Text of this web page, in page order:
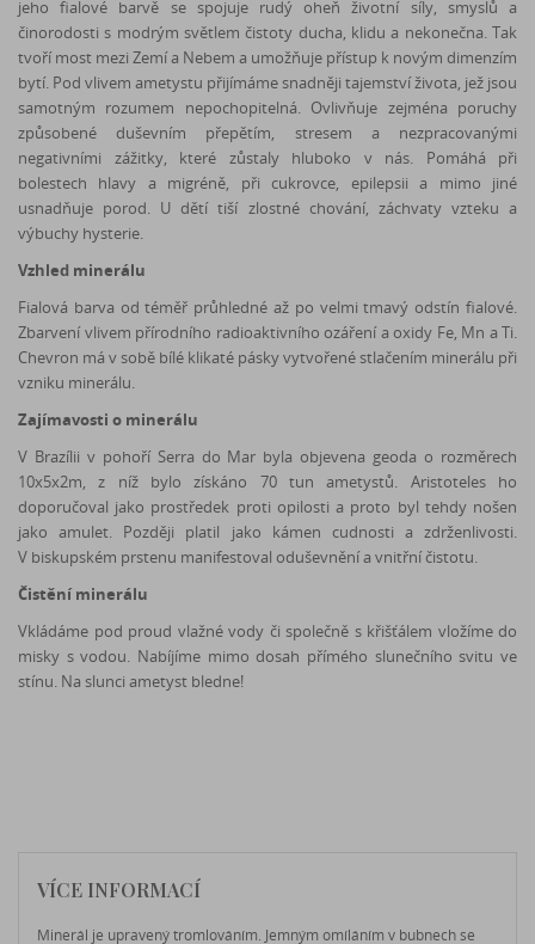
jeho fialové barvě se spojuje rudý oheň životní síly, smyslů a
činorodosti s modrým světlem čistoty ducha, klidu a nekonečna. Tak
tvoří most mezi Zemí a Nebem a umožňuje přístup k novým dimenzím
bytí. Pod vlivem ametystu přijímáme snadněji tajemství života, jež jsou
samotným rozumem nepochopitelná. Ovlivňuje zejména poruchy
způsobené duševním přepětím, stresem a nezpracovanými
negativními zážitky, které zůstaly hluboko v nás. Pomáhá při
bolestech hlavy a migréně, při cukrovce, epilepsii a mimo jiné
usnadňuje porod. U dětí tiší zlostné chování, záchvaty vzteku a
výbuchy hysterie.
Vzhled minerálu
Fialová barva od téměř průhledné až po velmi tmavý odstín fialové.
Zbarvení vlivem přírodního radioaktivního ozáření a oxidy Fe, Mn a Ti.
Chevron má v sobě bílé klikaté pásky vytvořené stlačením minerálu při
vzniku minerálu.
Zajímavosti o minerálu
V Brazílii v pohoří Serra do Mar byla objevena geoda o rozměrech
10x5x2m, z níž bylo získáno 70 tun ametystů. Aristoteles ho
doporučoval jako prostředek proti opilosti a proto byl tehdy nošen
jako amulet. Později platil jako kámen cudnosti a zdrženlivosti.
V biskupském prstenu manifestoval oduševnění a vnitřní čistotu.
Čistění minerálu
Vkládáme pod proud vlažné vody či společně s křišťálem vložíme do
misky s vodou. Nabíjíme mimo dosah přímého slunečního svitu ve
stínu. Na slunci ametyst bledne!
VÍCE INFORMACÍ
Minerál je upravený tromlováním. Jemným omíláním v bubnech se